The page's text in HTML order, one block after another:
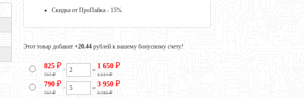
Скидка от ПроПайка - 15%
Этот товар добавит +20.44 рублей к вашему бонусному счету!
825 ₽
757₽
× =
1 650 ₽
1 514₽
790 ₽
757₽
× =
3 950 ₽
3 785₽